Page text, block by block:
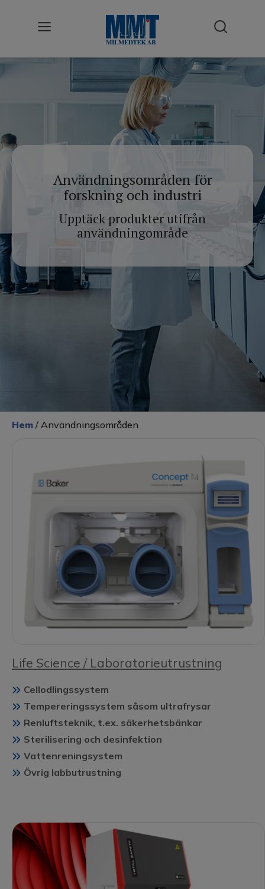
Desinfektion & Sterilisering
Förbrukningsmateriel
Klimattestning
Renluft / LAF
Vattenrening
Service & tjänster
Kontakt
Användningsområden för
forskning och industri
Upptäck produkter utifrån
användningområde
Hem / Användningsområden
Life Science / Laboratorieutrustning
Cellodlingssystem
Tempereringssystem såsom ultrafrysar
Renluftsteknik, t.ex. säkerhetsbänkar
Sterilisering och desinfektion
Vattenreningsystem
Övrig labbutrustning